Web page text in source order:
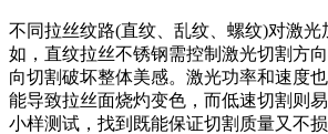
不同拉丝纹路(直纹、乱纹、螺纹)对激光
如，直纹拉丝不锈钢需控制激光切割方
向切割破坏整体美感。激光功率和速度
能导致拉丝面烧灼变色，而低速切割则
小样测试，找到既能保证切割质量又不